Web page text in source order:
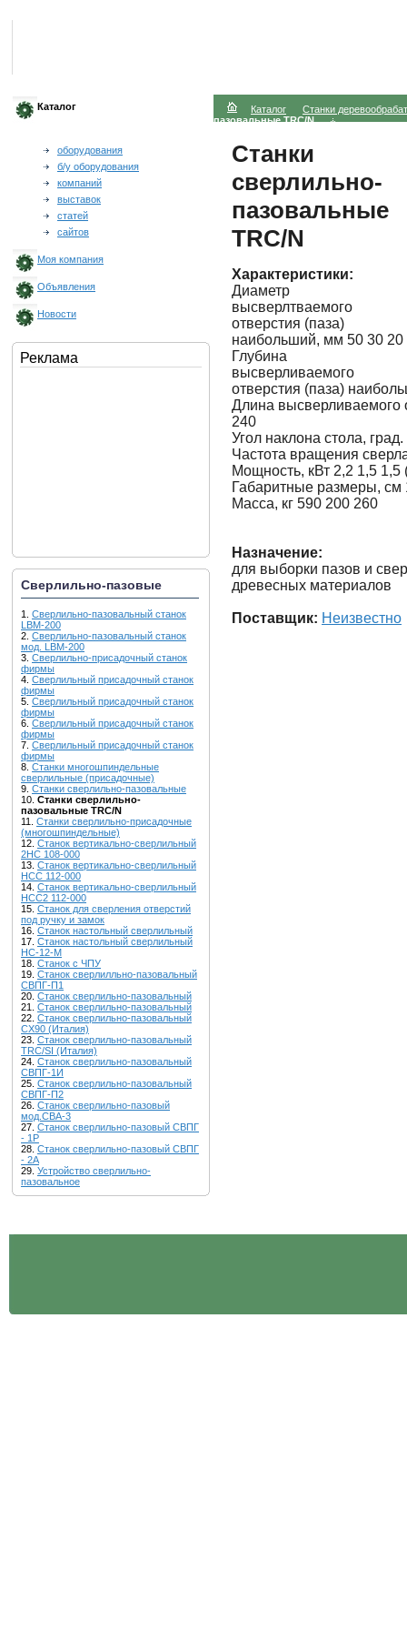
Каталог
оборудования
б/у оборудования
компаний
выставок
статей
сайтов
Моя компания
Объявления
Новости
Реклама
Сверлильно-пазовые
1. Сверлильно-пазовальный станок
LBM-200
2. Сверлильно-пазовальный станок
мод. LBM-200
3. Сверлильно-присадочный станок
фирмы
4. Сверлильный присадочный станок
фирмы
5. Сверлильный присадочный станок
фирмы
6. Сверлильный присадочный станок
фирмы
7. Сверлильный присадочный станок
фирмы
8. Станки многошпиндельные
сверлильные (присадочные)
9. Станки сверлильно-пазовальные
10. Станки сверлильно-
пазовальные TRC/N
11. Станки сверлильно-присадочные
(многошпиндельные)
12. Станок вертикально-сверлильный
2НС 108-000
13. Станок вертикально-сверлильный
НСС 112-000
14. Станок вертикально-сверлильный
НСС2 112-000
15. Станок для сверления отверстий
под ручку и замок
16. Станок настольный сверлильный
17. Станок настольный сверлильный
НС-12-М
18. Станок с ЧПУ
19. Станок сверлилльно-пазовальный
СВПГ-П1
20. Станок сверлильно-пазовальный
21. Станок сверлильно-пазовальный
22. Станок сверлильно-пазовальный
CX90 (Италия)
23. Станок сверлильно-пазовальный
TRC/SI (Италия)
24. Станок сверлильно-пазовальный
СВПГ-1И
25. Станок сверлильно-пазовальный
СВПГ-П2
26. Станок сверлильно-пазовый
мод.СВА-3
27. Станок сверлильно-пазовый СВПГ
- 1Р
28. Станок сверлильно-пазовый СВПГ
- 2A
29. Устройство сверлильно-
пазовальное
Каталог
Станки
пазовальные TRC/N
Станки
сверлильно-
пазовальные
TRC/N
Характеристики:
Диаметр
высверлтваемого
отверстия (паза)
наибольший, мм 50 30 20
Глубина
высверливаемого
отверстия (паза)
Длина высверливаемого
240
Угол наклона стола,
Частота вращения
Мощность, кВт 2,2 1,5 1,5
Габаритные размеры, см
Масса, кг 590 200 260
Назначение:
для выборки пазов и
древесных материалов
Поставщик: Неизвестно